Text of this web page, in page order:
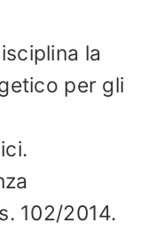
la
per gli
102/2014.